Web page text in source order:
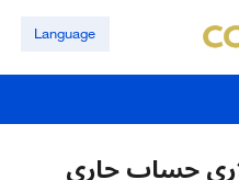
Language